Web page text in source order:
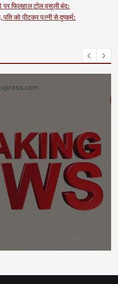
फिलहाल टोल वसूली बंद:
को पीटकर पत्नी से दुष्कर्म: